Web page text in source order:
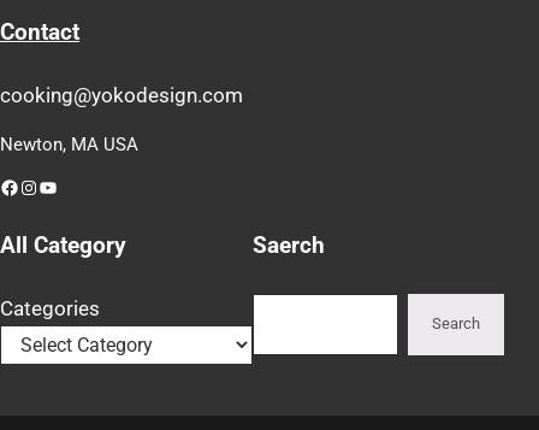
Contact
cooking@yokodesign.com
Newton, MA USA
Facebook
Instagram
YouTube
All Category
Categories
Saerch
Search